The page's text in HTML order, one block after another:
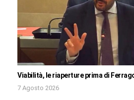
Viabilità, le riaperture prima di
7 Agosto 2026